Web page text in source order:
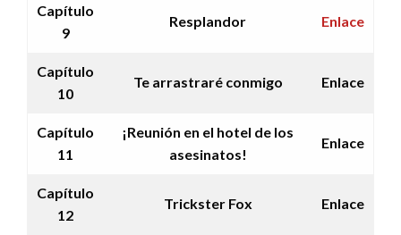
Capítulo
9
Resplandor Enlace
Capítulo
10
Te arrastraré conmigo Enlace
Capítulo
11
¡Reunión en el hotel de los
asesinatos!
Enlace
Capítulo
12
Trickster Fox Enlace